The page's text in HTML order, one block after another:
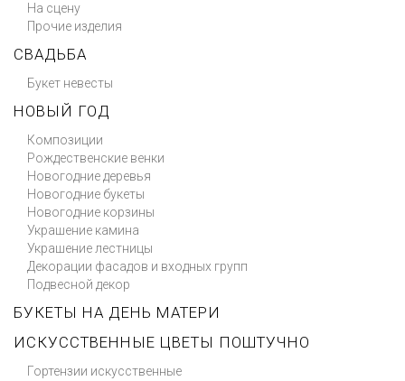
На сцену
Прочие изделия
СВАДЬБА
Букет невесты
НОВЫЙ ГОД
Композиции
Рождественские венки
Новогодние деревья
Новогодние букеты
Новогодние корзины
Украшение камина
Украшение лестницы
Декорации фасадов и входных групп
Подвесной декор
БУКЕТЫ НА ДЕНЬ МАТЕРИ
ИСКУССТВЕННЫЕ ЦВЕТЫ ПОШТУЧНО
Гортензии искусственные